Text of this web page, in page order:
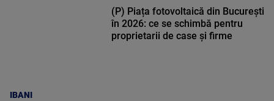
IBANI
(P) Piața fotovoltaică din București
în 2026: ce se schimbă pentru
proprietarii de case și firme